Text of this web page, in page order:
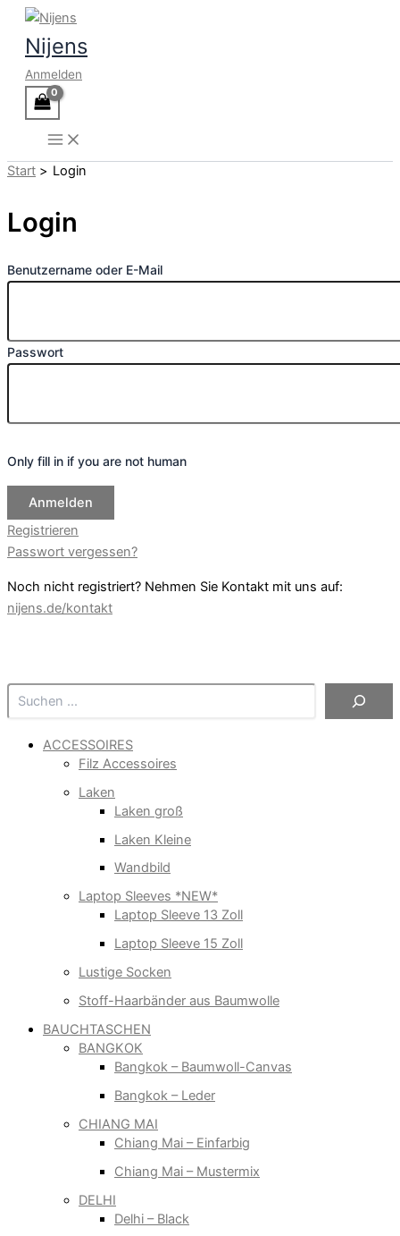
Zum
Inhalt
springen
Nijens
Anmelden
Suchen
ACCESSOIRES
Filz Accessoires
Laken
Laken groß
Laken Kleine
Wandbild
Laptop Sleeves *NEW*
Laptop Sleeve 13 Zoll
Laptop Sleeve 15 Zoll
Lustige Socken
Stoff-Haarbänder aus Baumwolle
BAUCHTASCHEN
BANGKOK
Bangkok – Baumwoll-Canvas
Bangkok – Leder
CHIANG MAI
Chiang Mai – Einfarbig
Chiang Mai – Mustermix
DELHI
Delhi – Black
Start Login
Login
Benutzername oder E-Mail
Passwort
Only fill in if you are not human
Registrieren
Passwort vergessen?
Noch nicht registriert? Nehmen Sie Kontakt mit uns auf:
nijens.de/kontakt